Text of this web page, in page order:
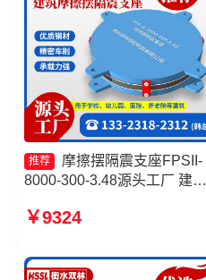
推荐
摩擦摆隔震支座FPSII-
8000-300-3.48源头工厂 建筑
座FPSII-3000-400-4.11厂家
300-3.48厂家
￥9324